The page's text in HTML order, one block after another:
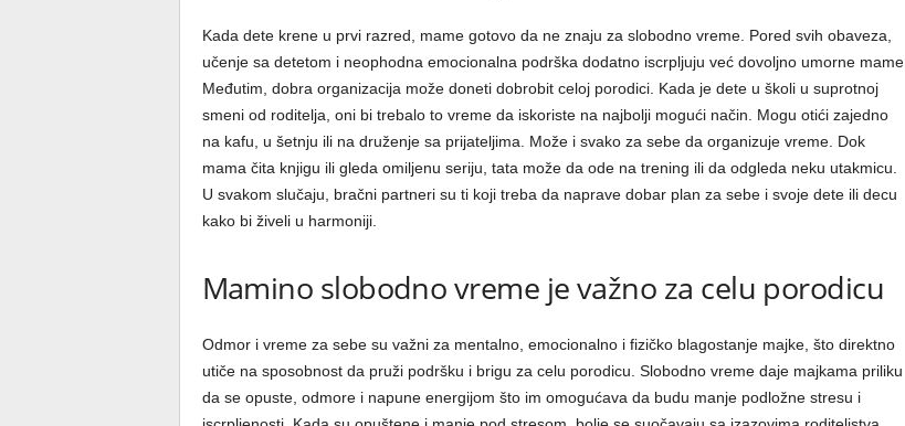
Kada dete krene u prvi razred, mame gotovo da ne znaju za slobodno vreme. Pored svih obaveza,
učenje sa detetom i neophodna emocionalna podrška dodatno iscrpljuju već dovoljno umorne mame.
Međutim, dobra organizacija može doneti dobrobit celoj porodici. Kada je dete u školi u suprotnoj
smeni od roditelja, oni bi trebalo to vreme da iskoriste na najbolji mogući način. Mogu otići zajedno
na kafu, u šetnju ili na druženje sa prijateljima. Može i svako za sebe da organizuje vreme. Dok
mama čita knjigu ili gleda omiljenu seriju, tata može da ode na trening ili da odgleda neku utakmicu.
U svakom slučaju, bračni partneri su ti koji treba da naprave dobar plan za sebe i svoje dete ili decu
kako bi živeli u harmoniji.
Mamino slobodno vreme je važno za celu porodicu
Odmor i vreme za sebe su važni za mentalno, emocionalno i fizičko blagostanje majke, što direktno
utiče na sposobnost da pruži podršku i brigu za celu porodicu. Slobodno vreme daje majkama priliku
da se opuste, odmore i napune energijom što im omogućava da budu manje podložne stresu i